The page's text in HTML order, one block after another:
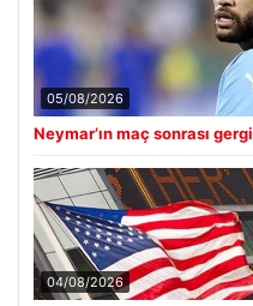
05/08/2026
Neymar’ın maç sonrası
04/08/2026